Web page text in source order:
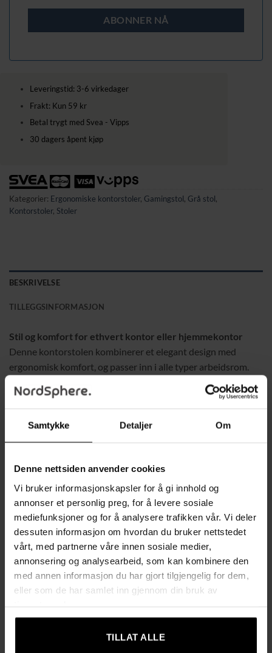
Samtykke Detaljer Om
Denne nettsiden anvender cookies
Vi bruker informasjonskapsler for å gi innhold og
annonser et personlig preg, for å levere sosiale
mediefunksjoner og for å analysere trafikken vår. Vi deler
dessuten informasjon om hvordan du bruker nettstedet
vårt, med partnerne våre innen sosiale medier,
annonsering og analysearbeid, som kan kombinere den
med annen informasjon du har gjort tilgjengelig for dem,
eller som de har samlet inn gjennom din bruk av
TILLAT ALLE
Leveringstid: 3-6 virkedager
Frakt: Kun 59 kr
Betal trygt med Svea - Vipps
30 dagers åpent kjøp
Kategorier: Ergonomiske kontorstoler, Gamingstol, Grå stol,
Kontorstoler, Stoler
BESKRIVELSE
TILLEGGSINFORMASJON
Stil og komfort for ethvert kontor eller hjemmekontor
Denne kontorstolen kombinerer et elegant design med
ergonomisk komfort, og passer inn i alle typer arbeidsrom.
Den tykke polstringen og det myke lin-trekket gir ekstra
komfort for lange arbeidsøkter. Med justerbar sittehøyde og
gi optimal støtte gjennom hele dagen.
Stolen er utstyrt med justerbare hode- og korsryggputer som
kan fjernes etter behov. De 3D-justerbare armlenene kan
beveges fremover, bakover, opp og ned for å passe til din
sitteposisjon. Med gyngemodus for pauser og liggefunksjon
med uttrekkbart fotstøtte får du den perfekte muligheten til
å slappe av når du trenger det.
Produktinformasjon:
Maksimal vektkapasitet:120 kg